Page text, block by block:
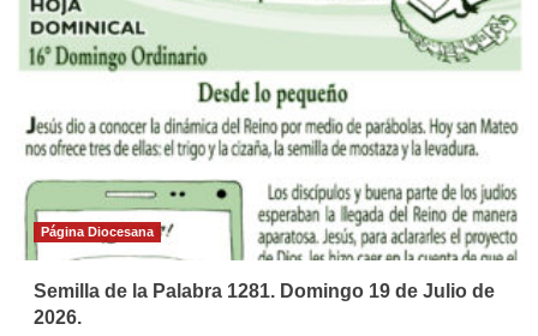
Página Diocesana
Semilla de la Palabra 1281. Domingo 19 de Julio de
2026.